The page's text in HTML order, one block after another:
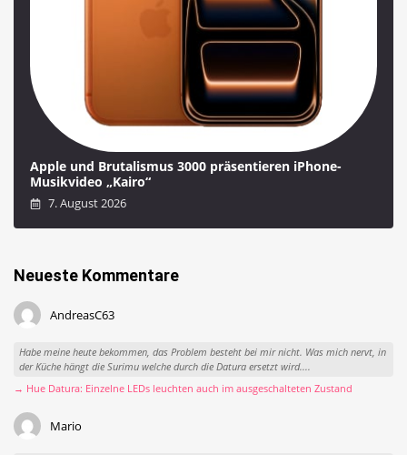
Apple und Brutalismus 3000 präsentieren iPhone-
Musikvideo „Kairo“
7. August 2026
Neueste Kommentare
AndreasC63
Habe meine heute bekommen, das Problem besteht bei mir nicht. Was mich nervt, in
der Küche hängt die Surimu welche durch die Datura ersetzt wird....
→ Hue Datura: Einzelne LEDs leuchten auch im ausgeschalteten Zustand
Mario